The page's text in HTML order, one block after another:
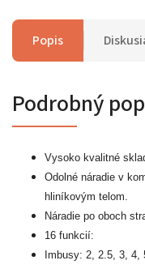
Popis
Podrobný
Vysoko kvalitné
Odolné náradie v
hliníkovým telom.
Náradie po oboch
16 funkcií:
Imbusy: 2, 2.5, 3, 4,